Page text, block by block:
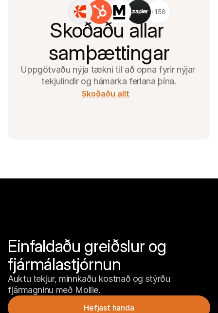
+150
Skoðaðu allar
samþættingar
Uppgötvaðu nýja tækni til að opna fyrir nýjar
tekjulindir og hámarka ferlana þína.
Skoðaðu allt
Einfaldaðu greiðslur og
fjármálastjórnun
Auktu tekjur, minnkaðu kostnað og stýrðu
fjármagninu með Mollie.
Hefjast handa